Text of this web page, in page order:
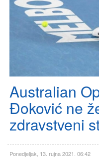
Australian
Đoković ne
zdravstveni
Ponedjeljak, 13. rujna 2021. 06:42